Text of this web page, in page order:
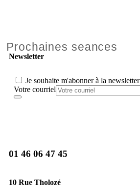
Prochaines seances
Newsletter
Je souhaite m'abonner à la newsletter
Votre courriel
01 46 06 47 45
10 Rue Tholozé